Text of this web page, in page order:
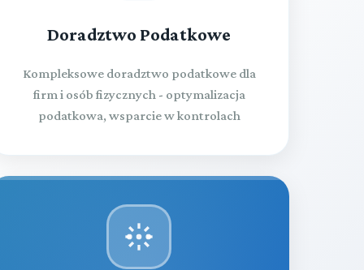
Doradztwo Podatkowe
Kompleksowe doradztwo podatkowe dla
firm i osób fizycznych - optymalizacja
podatkowa, wsparcie w kontrolach